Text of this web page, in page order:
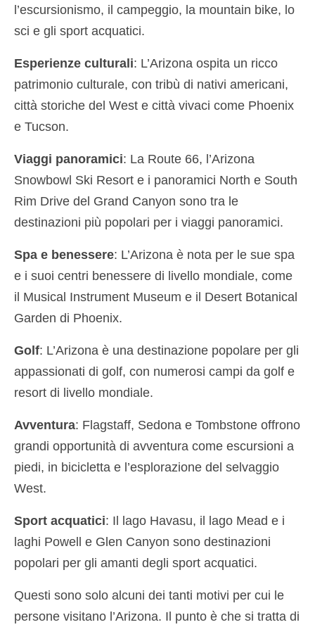
l’escursionismo, il campeggio, la mountain bike, lo
sci e gli sport acquatici.
Esperienze culturali: L’Arizona ospita un ricco
patrimonio culturale, con tribù di nativi americani,
città storiche del West e città vivaci come Phoenix
e Tucson.
Viaggi panoramici: La Route 66, l’Arizona
Snowbowl Ski Resort e i panoramici North e South
Rim Drive del Grand Canyon sono tra le
destinazioni più popolari per i viaggi panoramici.
Spa e benessere: L’Arizona è nota per le sue spa
e i suoi centri benessere di livello mondiale, come
il Musical Instrument Museum e il Desert Botanical
Garden di Phoenix.
Golf: L’Arizona è una destinazione popolare per gli
appassionati di golf, con numerosi campi da golf e
resort di livello mondiale.
Avventura: Flagstaff, Sedona e Tombstone offrono
grandi opportunità di avventura come escursioni a
piedi, in bicicletta e l’esplorazione del selvaggio
West.
Sport acquatici: Il lago Havasu, il lago Mead e i
laghi Powell e Glen Canyon sono destinazioni
popolari per gli amanti degli sport acquatici.
Questi sono solo alcuni dei tanti motivi per cui le
persone visitano l’Arizona. Il punto è che si tratta di